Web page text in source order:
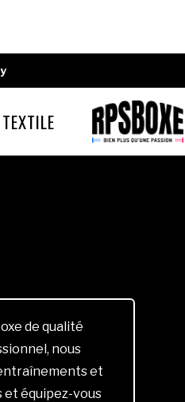
TEXTILE
de qualité
nous
et
équipez-vous